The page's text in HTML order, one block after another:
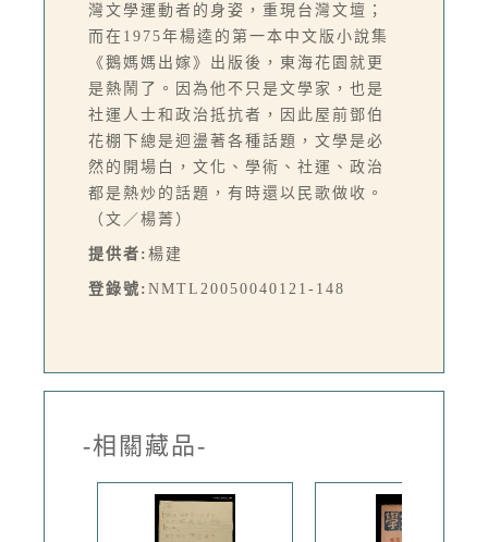
灣文學運動者的身姿，重現台灣文壇；
而在1975年楊逵的第一本中文版小說集
《鵝媽媽出嫁》出版後，東海花園就更
是熱鬧了。因為他不只是文學家，也是
社運人士和政治抵抗者，因此屋前鄧伯
花棚下總是迴盪著各種話題，文學是必
然的開場白，文化、學術、社運、政治
都是熱炒的話題，有時還以民歌做收。
（文／楊菁）
提供者: 楊建
登錄號: NMTL20050040121-148
-相關藏品-